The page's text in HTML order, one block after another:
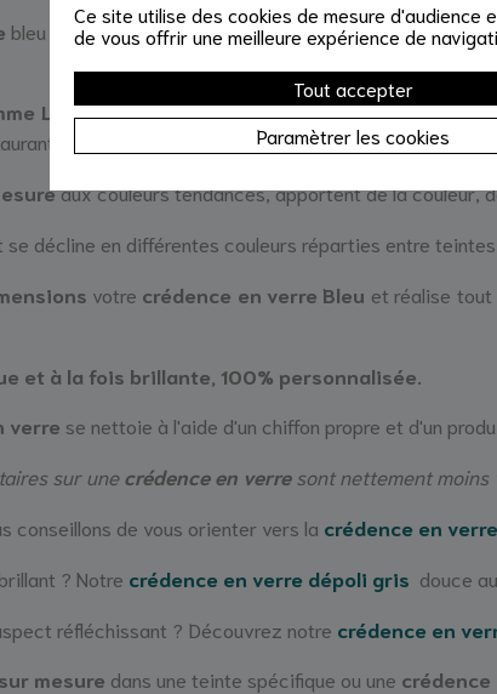
Ce site utilise des cookies de mesure d'audience
de vous offrir une meilleure expérience de
Tout accepter
Paramètrer les cookies
bleu vintage fait 6 mm d'épaisseur. Tous les bords de la
LACOBEL du fabricant AGC.Un gage de qualité,
aux couleurs tendances, apportent de la couleur,
se décline en différentes couleurs réparties entre
votre crédence en verre Bleu et réalise
et à la fois brillante, 100% personnalisée.
verre se nettoie à l'aide d'un chiffon propre et d'un
sur unecrédence en verresont nettement moins
conseillons de vous orienter vers la crédence en
? Notre crédence en verre dépoli gris douce
réfléchissant ? Découvrez notre crédence en
mesure dans une teinte spécifique ou une